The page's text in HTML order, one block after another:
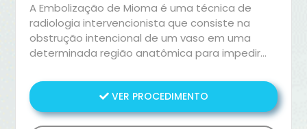
A Embolização de Mioma é uma técnica de
radiologia intervencionista que consiste na
obstrução intencional de um vaso em uma
determinada região anatômica para impedir
VER PROCEDIMENTO